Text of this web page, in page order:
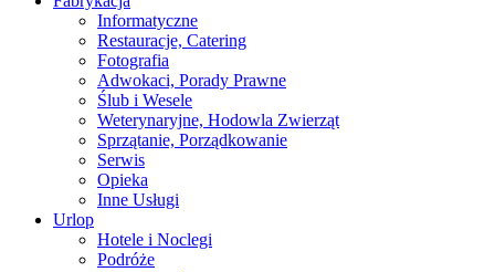
Informatyczne
Restauracje, Catering
Fotografia
Adwokaci, Porady Prawne
Ślub i Wesele
Weterynaryjne, Hodowla Zwierząt
Sprzątanie, Porządkowanie
Serwis
Opieka
Inne Usługi
Urlop
Hotele i Noclegi
Podróże